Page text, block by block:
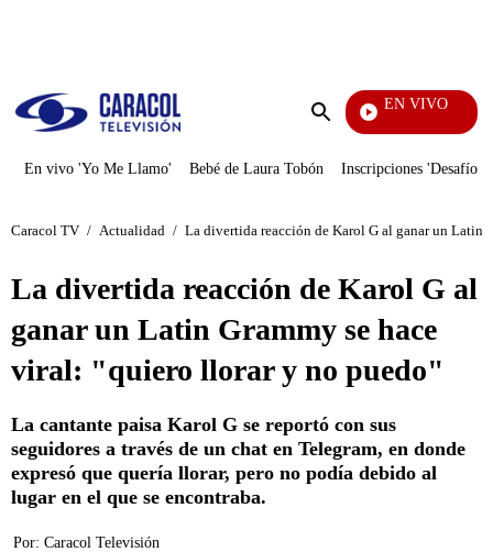
Enviar
EN VIVO
En vivo 'Yo Me Llamo' Bebé de Laura Tobón Inscripciones 'Desafío'
Caracol TV / Actualidad / La divertida reacción de Karol G al ganar un Latin
La divertida reacción de Karol G al
ganar un Latin Grammy se hace
viral: "quiero llorar y no puedo"
La cantante paisa Karol G se reportó con sus
seguidores a través de un chat en Telegram, en donde
expresó que quería llorar, pero no podía debido al
lugar en el que se encontraba.
Por: Caracol Televisión